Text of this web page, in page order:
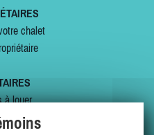
chalet
à louer
vendre